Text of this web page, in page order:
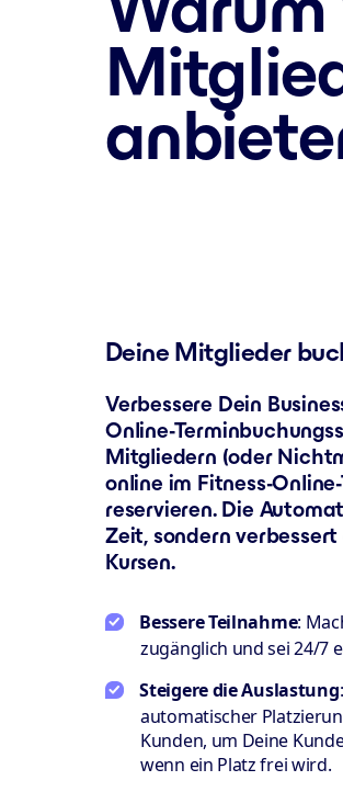
Deine Mitglieder
Verbessere Dein
Online-
Mitgliedern (oder
online im Fitness-
reservieren. Die
Zeit, sondern
Kursen.
Bessere Teilnahme:
zugänglich und sei 24/7
Steigere die Auslastung
automatischer
Kunden, um Deine
wenn ein Platz frei wird.